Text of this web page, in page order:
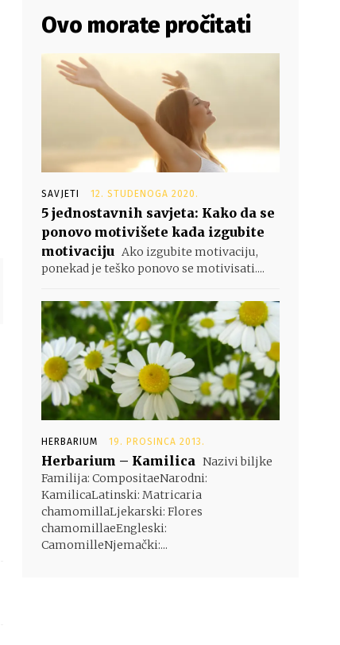
Ovo morate pročitati
SAVJETI 12. STUDENOGA 2020.
5 jednostavnih savjeta: Kako da se
ponovo motivišete kada izgubite
motivaciju Ako izgubite motivaciju,
ponekad je teško ponovo se motivisati....
HERBARIUM 19. PROSINCA 2013.
Herbarium – Kamilica Nazivi biljke
Familija: CompositaeNarodni:
KamilicaLatinski: Matricaria
chamomillaLjekarski: Flores
chamomillaeEngleski:
CamomilleNjemački:...